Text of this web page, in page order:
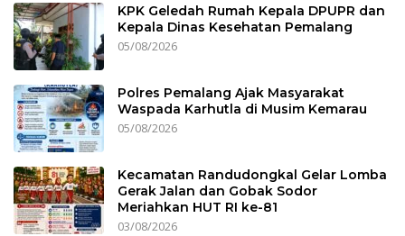
KPK Geledah Rumah Kepala DPUPR dan
Kepala Dinas Kesehatan Pemalang
05/08/2026
Polres Pemalang Ajak Masyarakat
Waspada Karhutla di Musim Kemarau
05/08/2026
Kecamatan Randudongkal Gelar Lomba
Gerak Jalan dan Gobak Sodor
Meriahkan HUT RI ke-81
03/08/2026